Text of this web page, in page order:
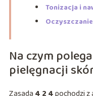
Tonizacja i
Na czym
pielęgnacji